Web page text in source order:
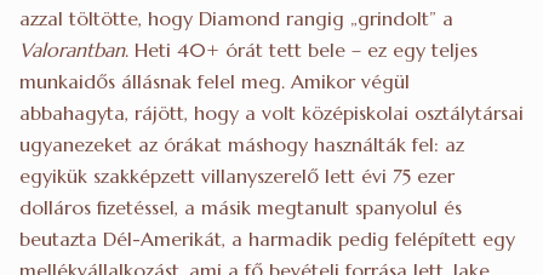
azzal töltötte, hogy Diamond rangig „grindolt” a
Valorantban. Heti 40+ órát tett bele – ez egy teljes
munkaidős állásnak felel meg. Amikor végül
abbahagyta, rájött, hogy a volt középiskolai osztálytársai
ugyanezeket az órákat máshogy használták fel: az
egyikük szakképzett villanyszerelő lett évi 75 ezer
dolláros fizetéssel, a másik megtanult spanyolul és
beutazta Dél-Amerikát, a harmadik pedig felépített egy
mellékvállalkozást, ami a fő bevételi forrása lett. Jake